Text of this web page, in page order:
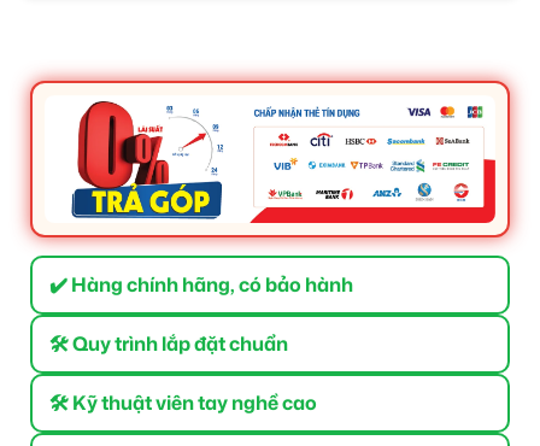
✔️ Hàng chính hãng, có bảo hành
🛠 Quy trình lắp đặt chuẩn
🛠 Kỹ thuật viên tay nghề cao